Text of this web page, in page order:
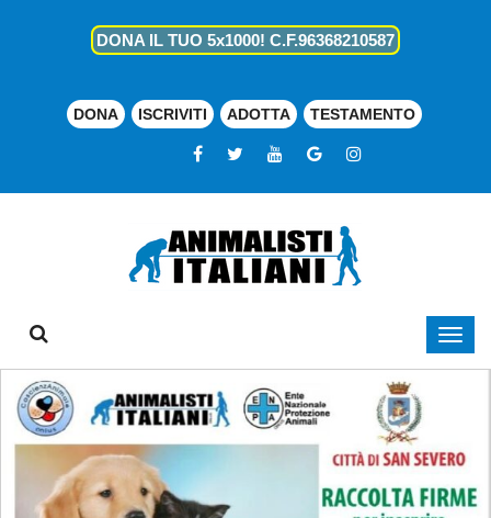
DONA IL TUO 5x1000! C.F.96368210587
DONA ISCRIVITI ADOTTA TESTAMENTO